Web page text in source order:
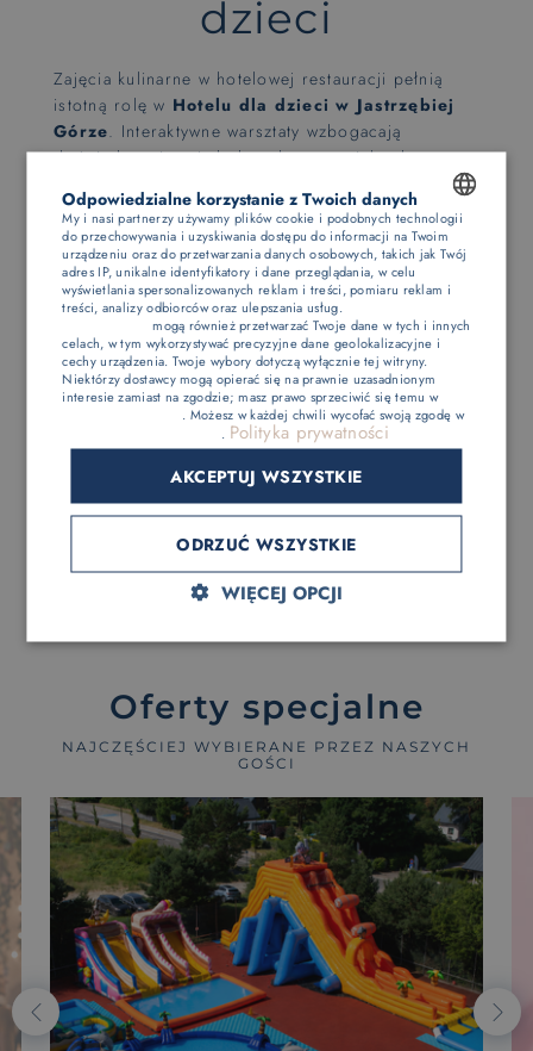
dzieci
Zajęcia kulinarne w hotelowej restauracji pełnią
istotną rolę w Hotelu dla dzieci w Jastrzębiej
Górze. Interaktywne warsztaty wzbogacają
doświadczenia najmłodszych, ucząc ich zdrowego
przygotowywania prostych potraw czy dekorowania
deserów. Dzieci rozwijają umiejętności kulinarne
oraz współpracę z rówieśnikami. Animacje te
wpływają na rozwój poznawczy i motoryczny
uczestników, a także kształtują nawyki żywieniowe.
Warto podkreślić, żehotel z basenemoferuje
różnorodne atrakcje zarówno dla dorosłych, jak i
dzieci, co czyni go idealnym miejscem na rodzinne
wakacje. Dzięki temu rodziny mogą wspólnie
spędzać czas, bawiąc się, odpoczywając i ucząc
Oferty specjalne
NAJCZĘŚCIEJ WYBIERANE PRZEZ NASZYCH
GOŚCI
POLISH
ENGLISH
GERMAN
CZECH
Odpowiedzialne korzystanie z Twoich danych
My i nasi partnerzy używamy plików cookie i podobnych technologii
do przechowywania i uzyskiwania dostępu do informacji na Twoim
urządzeniu oraz do przetwarzania danych osobowych, takich jak Twój
adres IP, unikalne identyfikatory i dane przeglądania, w celu
wyświetlania spersonalizowanych reklam i treści, pomiaru reklam i
treści, analizy odbiorców oraz ulepszania usług.
mogą również przetwarzać Twoje dane w tych i innych
celach, w tym wykorzystywać precyzyjne dane geolokalizacyjne i
cechy urządzenia. Twoje wybory dotyczą wyłącznie tej witryny.
Niektórzy dostawcy mogą opierać się na prawnie uzasadnionym
interesie zamiast na zgodzie; masz prawo sprzeciwić się temu w
. Możesz w każdej chwili wycofać swoją zgodę w
. Polityka prywatności
AKCEPTUJ WSZYSTKIE
ODRZUĆ WSZYSTKIE
WIĘCEJ OPCJI